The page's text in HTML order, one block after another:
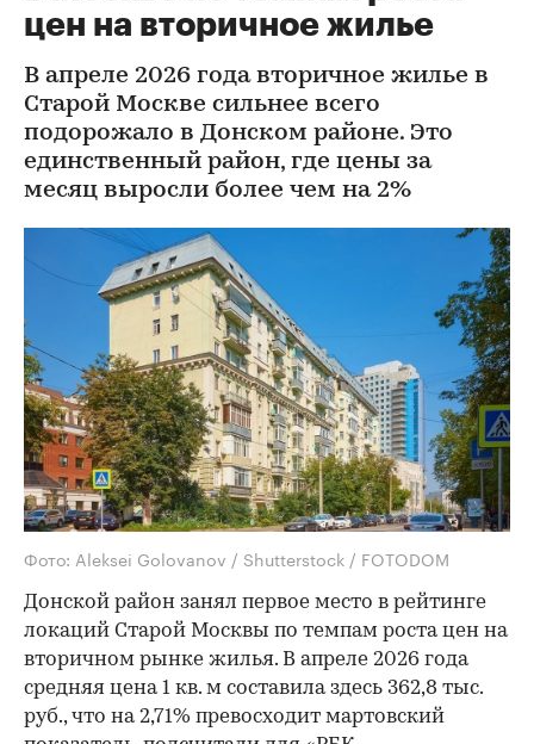
цен на вторичное жилье
В апреле 2026 года вторичное жилье в
Старой Москве сильнее всего
подорожало в Донском районе. Это
единственный район, где цены за
месяц выросли более чем на 2%
Фото: Aleksei Golovanov / Shutterstock / FOTODOM
Донской район занял первое место в рейтинге
локаций Старой Москвы по темпам роста цен на
вторичном рынке жилья. В апреле 2026 года
средняя цена 1 кв. м составила здесь 362,8 тыс.
руб., что на 2,71% превосходит мартовский